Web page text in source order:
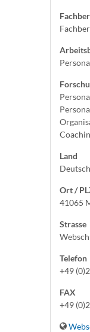
Land
Ort /
41065
Strasse
Telefon
+49
FAX
+49